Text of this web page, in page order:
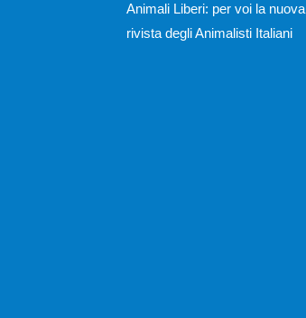
Animali Liberi: per voi la nuova
rivista degli Animalisti Italiani